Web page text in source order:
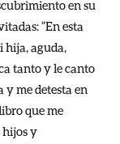
en su
“En esta
hija, aguda,
tanto y le canto
y me detesta en
que me
hijos y